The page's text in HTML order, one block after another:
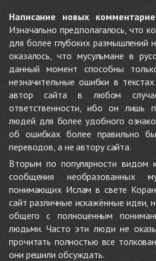
Написание новых
Изначально предполагалось, что
для более глубоких размышлений
оказалось, что мусульмане в
данный момент способны
незначительные ошибки в
автор сайта в любом
ответственности, ибо он лишь
людей для более удобного
об ошибках более правильно
переводов, а не автору сайта.
Вторым по популярности видом
сообщения необразованных
понимающих Ислам в свете
сайт различные искажённые идеи,
общего с полноценным
людьми. Часто эти люди не
прочитать полностью все
они решили обсуждать.